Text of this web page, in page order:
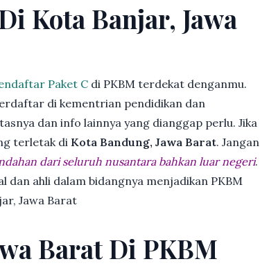
Kota Banjar, Jawa
Paket C di PKBM terdekat denganmu.
di kementrian pendidikan dan
dan info lainnya yang dianggap perlu. Jika
terletak di Kota Bandung, Jawa Barat. Jangan
dari seluruh nusantara bahkan luar negeri.
ahli dalam bidangnya menjadikan PKBM
Jawa Barat
Barat Di PKBM